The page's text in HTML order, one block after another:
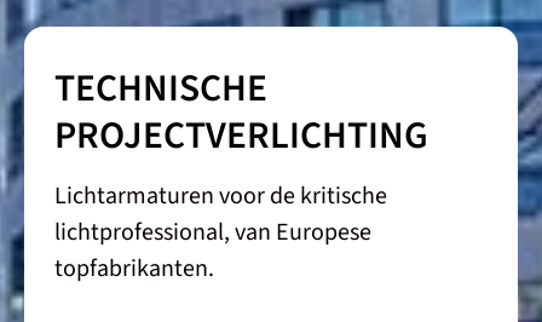
TECHNISCHE
PROJECTVERLICHTING
Lichtarmaturen voor de kritische
lichtprofessional, van Europese
topfabrikanten.